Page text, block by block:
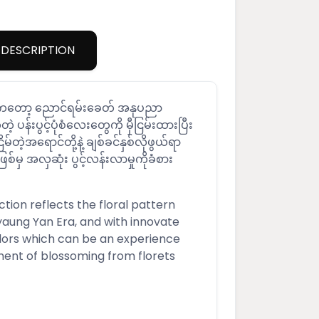
DESCRIPTION
တော့ ညောင်ရမ်းခေတ် အနုပညာ
းပွင့်ပုံစံလေးတွေကို မှီငြမ်းထားပြီး
မ်တဲ့အရောင်တို့နဲ့ ချစ်ခင်နှစ်လိုဖွယ်ရာ
စ်မှ အလှဆုံး ပွင့်လန်းလာမှုကိုခံစား
reflects the floral pattern
Yan Era, and with innovate
which can be an experience
of blossoming from florets